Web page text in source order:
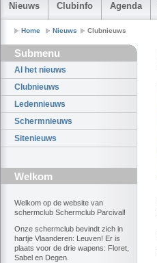
Nieuws Clubinfo Agenda
Home Nieuws Clubnieuws
Submenu
Al het nieuws
Clubnieuws
Ledennieuws
Schermnieuws
Sitenieuws
Welkom
Welkom op de website van
schermclub Schermclub Parcival!
Onze schermclub bevindt zich in
hartje Vlaanderen: Leuven! Er is
plaats voor de drie wapens: Floret,
Sabel en Degen.